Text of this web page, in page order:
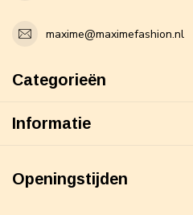
maxime@maximefashion.nl
Categorieën
Informatie
Openingstijden